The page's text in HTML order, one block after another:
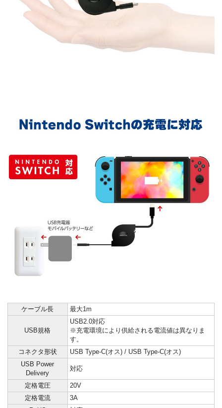
ケーブル長 最大1m
USB規格
USB2.0対応
※充電環境により供給される電流値は異なりま
す。
コネクタ形状
USB Type-C(オス) / USB Type-C(オス)
USB Power
Delivery
対応
定格電圧
20V
定格電流
3A